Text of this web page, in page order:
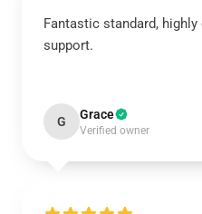
Fantastic standard,
support.
G Grace
Verified owner